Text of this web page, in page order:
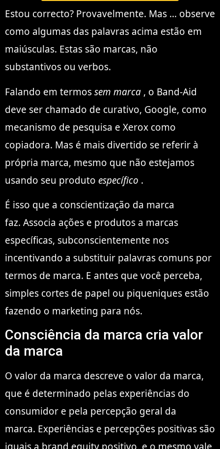
Estou correcto? Provavelmente. Mas … observe
como algumas das palavras acima estão em
maiúsculas. Estas são marcas, não
substantivos ou verbos.
Falando em termossem marca , o Band-Aid
deve ser chamado de curativo, Google, como
mecanismo de pesquisa e Xerox como
copiadora. Mas é mais divertido se referir à
própria marca, mesmo que não estejamos
usando seu produto específico .
É isso que a conscientização da marca
faz. Associa ações e produtos a marcas
específicas, subconscientemente nos
incentivando a substituir palavras comuns por
termos de marca. E antes que você perceba,
simples cortes de papel ou piqueniques estão
fazendo o marketing para nós.
Consciência da marca cria valor
da marca
O valor da marca descreve o valor da marca,
que é determinado pelas experiências do
consumidor e pela percepção geral da
marca. Experiências e percepções positivas são